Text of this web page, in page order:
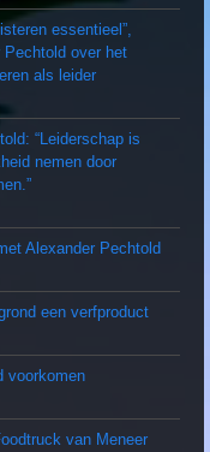
essentieel”,
Pechtold over het
als leider
“Leiderschap is
nemen door
Alexander Pechtold
een verfproduct
voorkomen
van Meneer